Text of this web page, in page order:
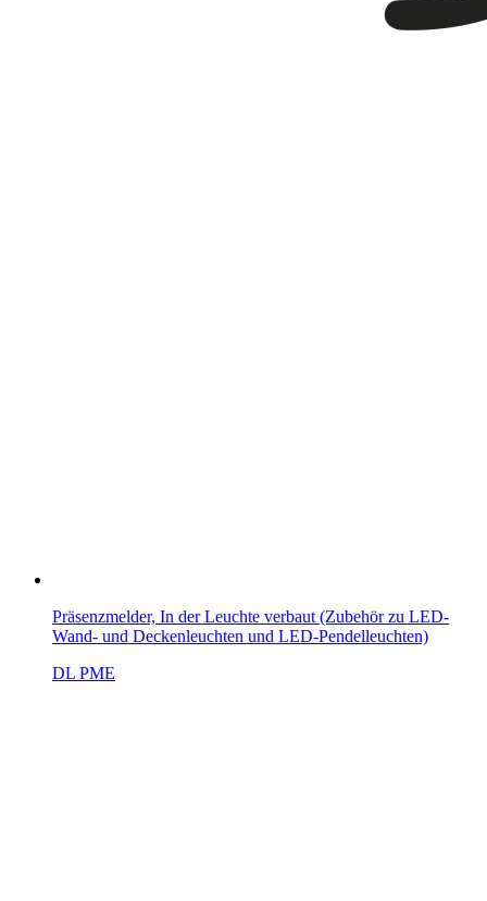
Präsenzmelder, In der Leuchte verbaut (Zubehör zu LED-
Wand- und Deckenleuchten und LED-Pendelleuchten)
DL PME